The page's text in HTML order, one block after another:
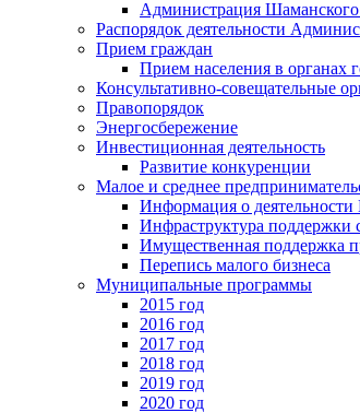
Администрация
Распорядок деятельности
Прием граждан
Прием населения в органах
Консультативно-совещательные
Правопорядок
Энергосбережение
Инвестиционная деятельность
Развитие конкуренции
Малое и среднее
Информация о деятельности
Инфраструктура поддержки
Имущественная поддержка
Перепись малого бизнеса
Муниципальные программы
2015 год
2016 год
2017 год
2018 год
2019 год
2020 год